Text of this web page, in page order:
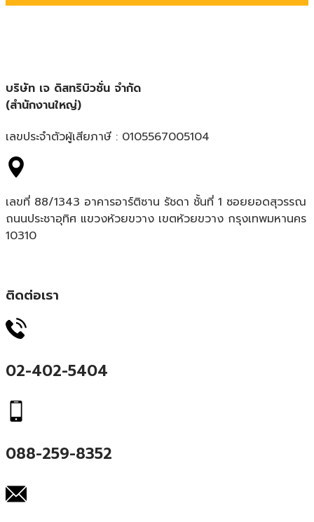
บริษัท เจ ดิสทริบิวชั่น จำกัด
(สำนักงานใหญ่)
เลขประจำตัวผู้เสียภาษี : 0105567005104
เลขที่ 88/1343 อาคารอาร์ติซาน รัชดา ชั้นที่ 1 ซอยยอดสุวรรณ
ถนนประชาอุทิศ แขวงห้วยขวาง เขตห้วยขวาง กรุงเทพมหานคร
10310
ติดต่อเรา
02-402-5404
088-259-8352